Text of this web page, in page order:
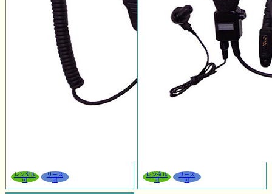
レンタル
可
リース
可
レンタル
可
リース
可